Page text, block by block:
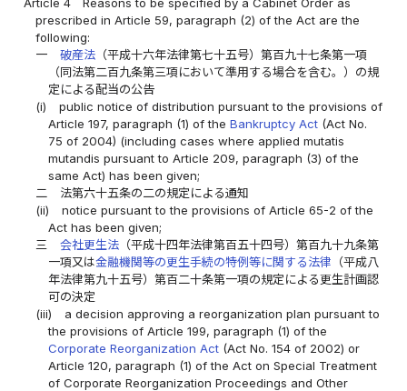
prescribed in Article 59, paragraph (2) of the Act are the
following:
一
破産法（平成十六年法律第七十五号）第百九十七条第一項
（同法第二百九条第三項において準用する場合を含む。）の規
定による配当の公告
(i)
public notice of distribution pursuant to the provisions of
Article 197, paragraph (1) of the Bankruptcy Act(Act No.
75 of 2004) (including cases where applied mutatis
mutandis pursuant to Article 209, paragraph (3) of the
same Act) has been given;
二
法第六十五条の二の規定による通知
(ii)
notice pursuant to the provisions of Article 65-2 of the
Act has been given;
三
会社更生法（平成十四年法律第百五十四号）第百九十九条第
一項又は金融機関等の更生手続の特例等に関する法律 （平成八
年法律第九十五号）第百二十条第一項の規定による更生計画認
可の決定
(iii)
a decision approving a reorganization plan pursuant to
the provisions of Article 199, paragraph (1) of the
Corporate Reorganization Act(Act No. 154 of 2002) or
Article 120, paragraph (1) of the Act on Special Treatment
of Corporate Reorganization Proceedings and Other